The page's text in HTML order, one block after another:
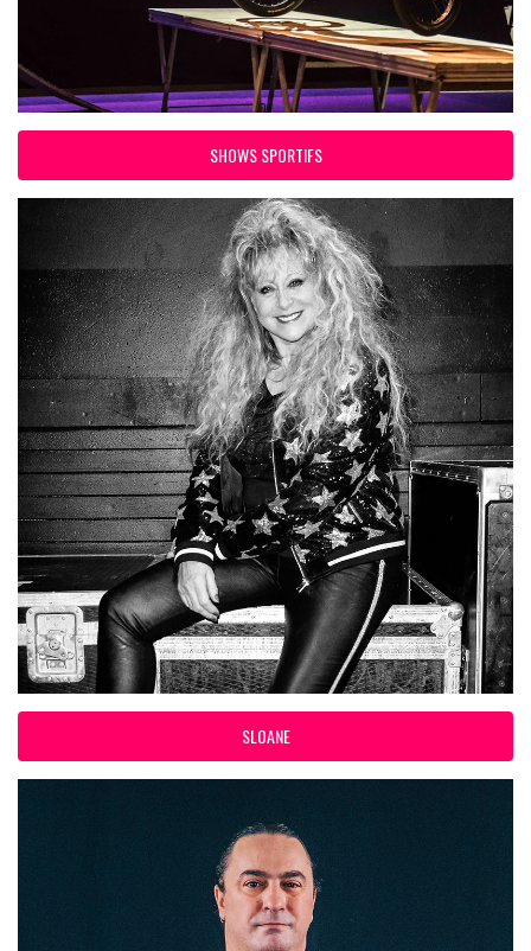
SHOWS SPORTIFS
SLOANE